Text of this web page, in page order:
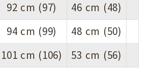
92 cm (97)
46 cm (48)
94 cm (99)
48 cm (50)
101 cm (106)
53 cm (56)